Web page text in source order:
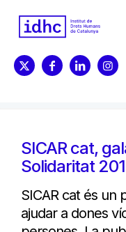
SICAR cat,
Solidaritat
SICAR cat és un
ajudar a dones